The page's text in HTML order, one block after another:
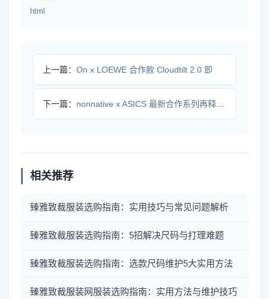
html
上一篇： On x LOEWE 合作款 Cloudtilt 2.0 即
下一篇： nonnative x ASICS 最新合作系列再释新鞋款
相关推荐
臻雅致裁服装选购指南：实用技巧与常见问题解析
臻雅致裁服装选购指南：5招解决尺码与打理难题
臻雅致裁服装选购指南：选款尺码维护5大实用方法
臻雅致裁服装网服装选购指南：实用方法与维护技巧